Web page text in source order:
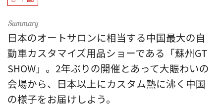
日本のオートサロンに相当する中国最大の自
動車カスタマイズ用品ショーである「蘇州GT
SHOW」。2年ぶりの開催とあって大賑わいの
会場から、日本以上にカスタム熱に沸く中国
の様子をお届けしよう。